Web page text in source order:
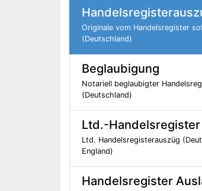
Originale vom Handelsregister
(Deutschland)
Beglaubigung
Notariell beglaubigter
(Deutschland)
Ltd.-Handelsregister
Ltd. Handelsregisterauszüg
England)
Handelsregister